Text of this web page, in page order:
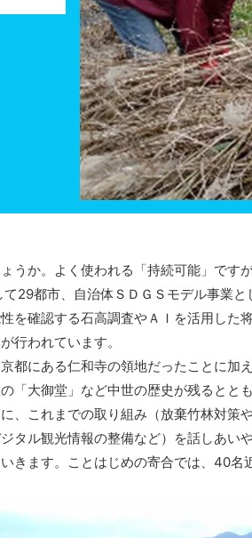
か。よく使われる「持続可能」です
29都市、自治体ＳＤＧＳモデル事業
を確認する石高調査やＡＩを活用し
行われています。
都にある仁和寺の領地だったことに加
「大御堂」など中世の歴史が残るとと
、これまでの取り組み（放棄竹林対策
タル観光情報の整備など）を話しあ
きます。ことはじめの寄合では、40名